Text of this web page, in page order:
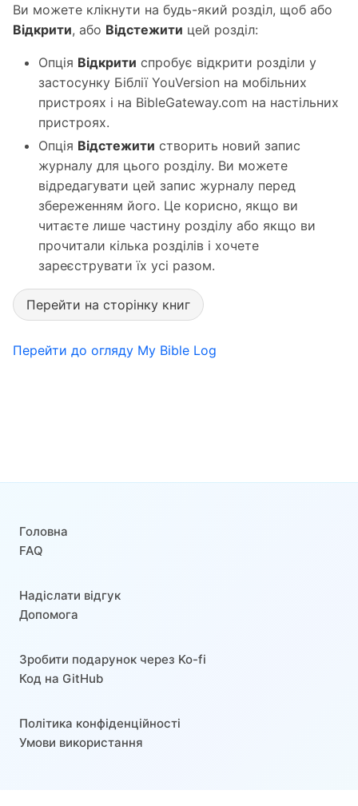
Ви можете клікнути на будь-який розділ, щоб або
Відкрити, або Відстежити цей розділ:
Опція Відкрити спробує відкрити розділи у
застосунку Біблії YouVersion на мобільних
пристроях і на BibleGateway.com на настільних
пристроях.
Опція Відстежити створить новий запис
журналу для цього розділу. Ви можете
відредагувати цей запис журналу перед
збереженням його. Це корисно, якщо ви
читаєте лише частину розділу або якщо ви
прочитали кілька розділів і хочете
зареєструвати їх усі разом.
Перейти на сторінку книг
Перейти до огляду My Bible Log
Головна
FAQ
Надіслати відгук
Допомога
Зробити подарунок через Ko-fi
Код на GitHub
Політика конфіденційності
Умови використання